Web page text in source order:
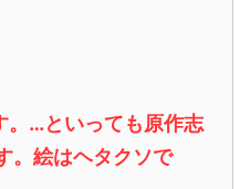
。…といっても原作志
。絵はヘタクソで